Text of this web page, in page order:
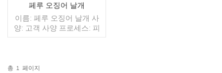
페루 오징어 날개
이름: 페루 오징어 날개 사
양: 고객 사양 프로세스: 피
부에 유약: BQF 40%(맞춤
도매/수출 min. 주문: 20피
총 1 페이지